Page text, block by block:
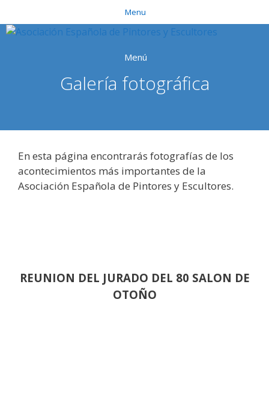
al
contenido
Menu
Menú
Galería fotográfica
En esta página encontrarás fotografías de los
acontecimientos más importantes de la
Asociación Española de Pintores y Escultores.
REUNION DEL JURADO DEL 80 SALON DE
OTOÑO